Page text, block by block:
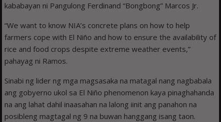
kababayan ni Pangulong Ferdinand “Bongbong” Marcos Jr.
“We want to know NIA’s concrete plans on how to help
farmers cope with El Niño and how to ensure the availability of
rice and food crops despite extreme weather events,”
pahayag ni Ramos.
Sinabi ng lider ng mga magsasaka na matagal nang nagbabala
ang gobyerno ukol sa El Niño phenomenon kaya pinaghahanda
na ang lahat dahil inaasahan na lalong iinit ang panahon na
posibleng magtagal ng 9 na buwan hanggang isang taon.